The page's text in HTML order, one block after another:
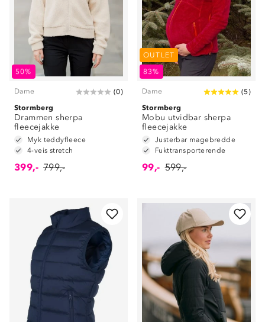
50%
Dame (0)
Stormberg
Drammen sherpa
fleecejakke
Myk teddyfleece
4-veis stretch
399,- 799,-
OUTLET
83%
Dame (5)
Stormberg
Mobu utvidbar sherpa
fleecejakke
Justerbar magebredde
Fukttransporterende
99,- 599,-